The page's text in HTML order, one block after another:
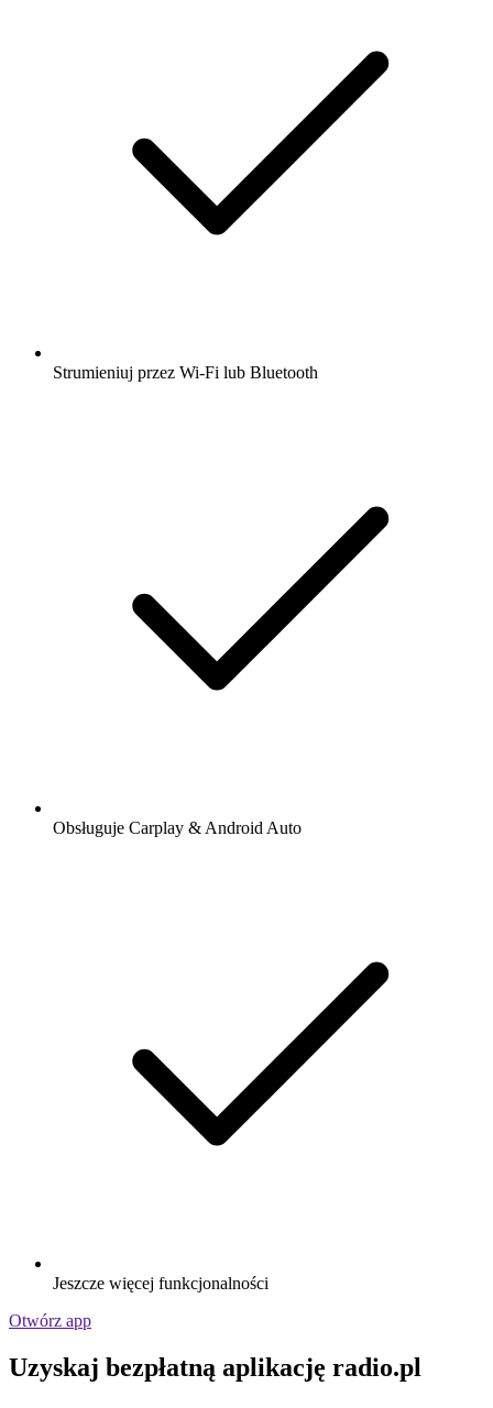
Strumieniuj przez Wi-Fi lub Bluetooth
Obsługuje Carplay & Android Auto
Jeszcze więcej funkcjonalności
Otwórz app
Uzyskaj bezpłatną aplikację radio.pl